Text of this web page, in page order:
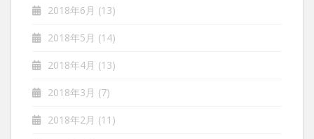
2018年6月 (13)
2018年5月 (14)
2018年4月 (13)
2018年3月 (7)
2018年2月 (11)